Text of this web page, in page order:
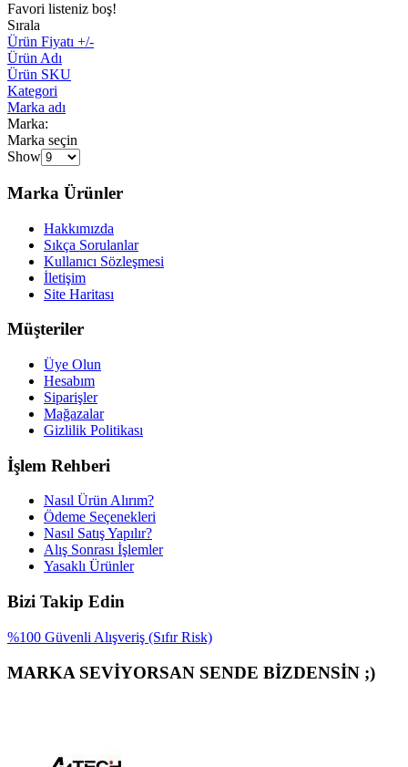
Favori listeniz boş!
Sırala
Ürün Fiyatı +/-
Ürün Adı
Ürün SKU
Kategori
Marka adı
Marka:
Marka seçin
Show
Marka Ürünler
Hakkımızda
Sıkça Sorulanlar
Kullanıcı Sözleşmesi
İletişim
Site Haritası
Müşteriler
Üye Olun
Hesabım
Siparişler
Mağazalar
Gizlilik Politikası
İşlem Rehberi
Nasıl Ürün Alırım?
Ödeme Seçenekleri
Nasıl Satış Yapılır?
Alış Sonrası İşlemler
Yasaklı Ürünler
Bizi Takip Edin
%100 Güvenli Alışveriş (Sıfır Risk)
MARKA SEVİYORSAN SENDE BİZDENSİN ;)